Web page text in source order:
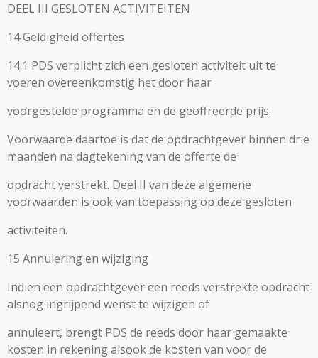
DEEL III GESLOTEN ACTIVITEITEN
14 Geldigheid offertes
14.1 PDS verplicht zich een gesloten activiteit uit te
voeren overeenkomstig het door haar
voorgestelde programma en de geoffreerde prijs.
Voorwaarde daartoe is dat de opdrachtgever binnen drie
maanden na dagtekening van de offerte de
opdracht verstrekt. Deel II van deze algemene
voorwaarden is ook van toepassing op deze gesloten
activiteiten.
15 Annulering en wijziging
Indien een opdrachtgever een reeds verstrekte opdracht
alsnog ingrijpend wenst te wijzigen of
annuleert, brengt PDS de reeds door haar gemaakte
kosten in rekening alsook de kosten van voor de